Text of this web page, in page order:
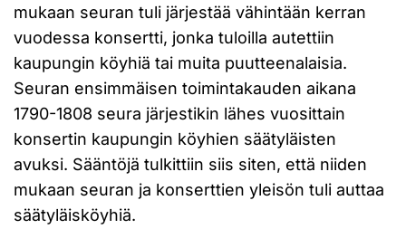
mukaan seuran tuli järjestää vähintään kerran
vuodessa konsertti, jonka tuloilla autettiin
kaupungin köyhiä tai muita puutteenalaisia.
Seuran ensimmäisen toimintakauden aikana
1790-1808 seura järjestikin lähes vuosittain
konsertin kaupungin köyhien säätyläisten
avuksi. Sääntöjä tulkittiin siis siten, että niiden
mukaan seuran ja konserttien yleisön tuli auttaa
säätyläisköyhiä.